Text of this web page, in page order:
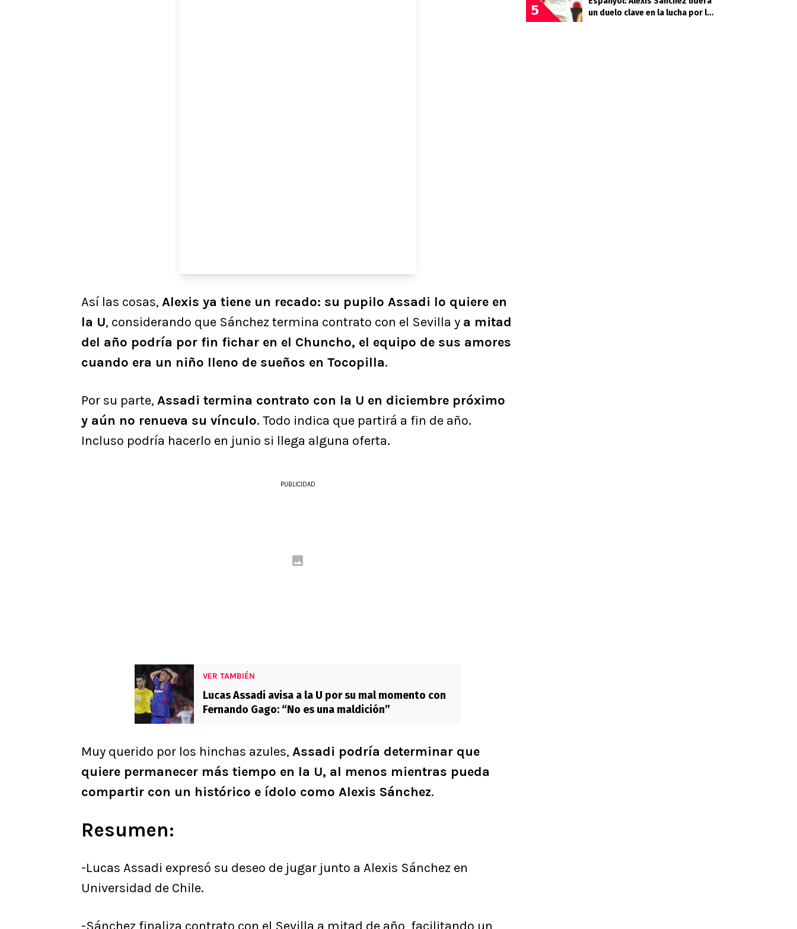
Así las cosas, Alexis ya tiene un recado: su pupilo Assadi lo quiere en
la U, considerando que Sánchez termina contrato con el Sevilla y a mitad
del año podría por fin fichar en el Chuncho, el equipo de sus amores
cuando era un niño lleno de sueños en Tocopilla.
Por su parte, Assadi termina contrato con la U en diciembre próximo
y aún no renueva su vínculo. Todo indica que partirá a fin de año.
Incluso podría hacerlo en junio si llega alguna oferta.
PUBLICIDAD
VER TAMBIÉN
Lucas Assadi avisa a la U por su mal momento con
Fernando Gago: “No es una maldición”
Muy querido por los hinchas azules, Assadi podría determinar que
quiere permanecer más tiempo en la U, al menos mientras pueda
compartir con un histórico e ídolo como Alexis Sánchez.
Resumen:
-Lucas Assadi expresó su deseo de jugar junto a Alexis Sánchez en
Universidad de Chile.
5
un duelo clave en la lucha por la